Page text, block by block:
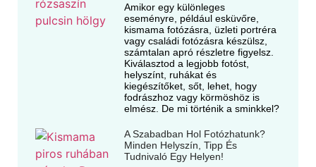
Amikor egy különleges
eseményre, például esküvőre,
kismama fotózásra, üzleti portréra
vagy családi fotózásra készülsz,
számtalan apró részletre figyelsz.
Kiválasztod a legjobb fotóst,
helyszínt, ruhákat és
kiegészítőket, sőt, lehet, hogy
fodrászhoz vagy körmöshöz is
elmész. De mi történik a sminkkel?
A Szabadban Hol Fotózhatunk?
Minden Helyszín, Tipp És
Tudnivaló Egy Helyen!